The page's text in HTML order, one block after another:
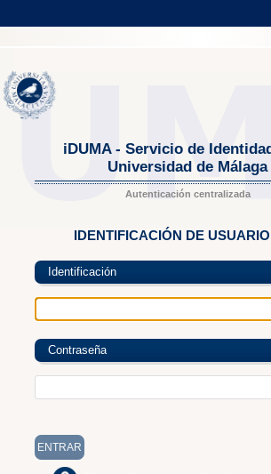
iDUMA - Servicio de
Universidad de Málaga
Autenticación centralizada
IDENTIFICACIÓN DE USUARIO
Identificación
Contraseña